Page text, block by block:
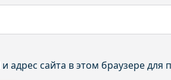
адрес сайта в этом браузере